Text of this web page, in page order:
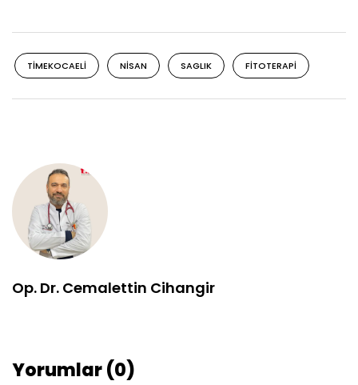
TIMEKOCAELI NISAN SAGLIK FITOTERAPI
Op. Dr. Cemalettin Cihangir
Yorumlar (0)